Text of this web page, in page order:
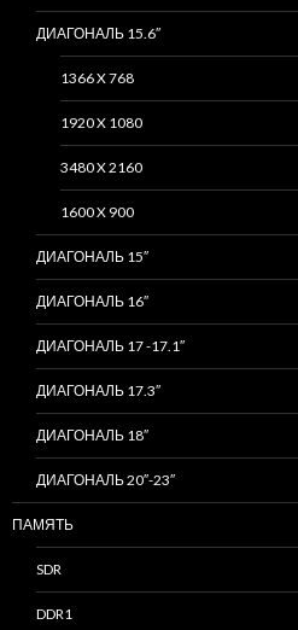
ДИАГОНАЛЬ 15.6″
1366 X 768
1920 X 1080
3480 X 2160
1600 X 900
ДИАГОНАЛЬ 15″
ДИАГОНАЛЬ 16″
ДИАГОНАЛЬ 17 -17.1″
ДИАГОНАЛЬ 17.3″
ДИАГОНАЛЬ 18″
ДИАГОНАЛЬ 20″-23″
ПАМЯТЬ
SDR
DDR1